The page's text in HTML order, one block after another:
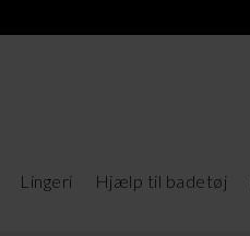
Lingeri Hjælp til badetøj